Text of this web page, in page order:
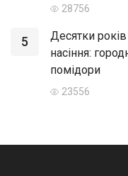
28756
5
Десятки
насіння:
помідори
23556